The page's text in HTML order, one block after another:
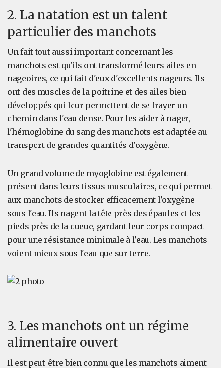
2. La natation est un talent
particulier des manchots
Un fait tout aussi important concernant les
manchots est qu'ils ont transformé leurs ailes en
nageoires, ce qui fait d'eux d'excellents nageurs. Ils
ont des muscles de la poitrine et des ailes bien
développés qui leur permettent de se frayer un
chemin dans l'eau dense. Pour les aider à nager,
l'hémoglobine du sang des manchots est adaptée au
transport de grandes quantités d'oxygène.
Un grand volume de myoglobine est également
présent dans leurs tissus musculaires, ce qui permet
aux manchots de stocker efficacement l'oxygène
sous l'eau. Ils nagent la tête près des épaules et les
pieds près de la queue, gardant leur corps compact
pour une résistance minimale à l'eau. Les manchots
voient mieux sous l'eau que sur terre.
3. Les manchots ont un régime
alimentaire ouvert
Il est peut-être bien connu que les manchots aiment